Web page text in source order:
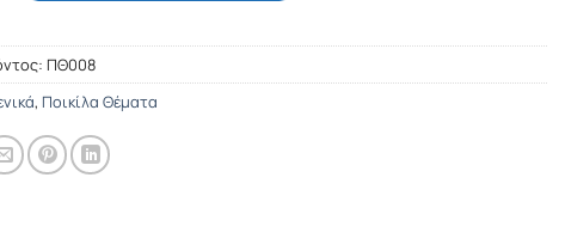
ΠΘ008
, Ποικίλα Θέματα